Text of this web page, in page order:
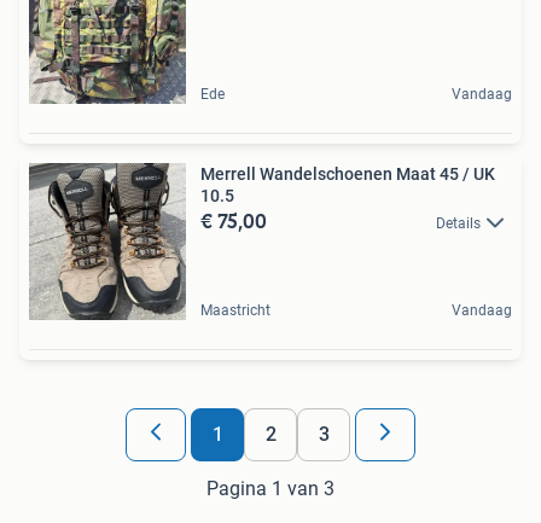
Ede Vandaag
Merrell Wandelschoenen Maat 45 / UK
10.5
€ 75,00 Details
Maastricht Vandaag
1 2 3
Pagina 1 van 3